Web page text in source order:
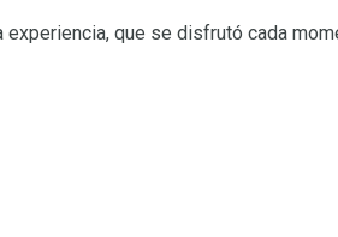
que se disfrutó cada